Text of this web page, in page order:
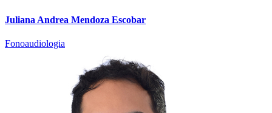
Juliana Andrea Mendoza Escobar
Fonoaudiologia